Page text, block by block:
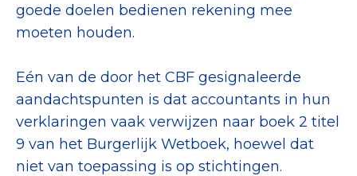
goede doelen bedienen rekening mee
moeten houden.
Eén van de door het CBF gesignaleerde
aandachtspunten is dat accountants in hun
verklaringen vaak verwijzen naar boek 2 titel
9 van het Burgerlijk Wetboek, hoewel dat
niet van toepassing is op stichtingen.